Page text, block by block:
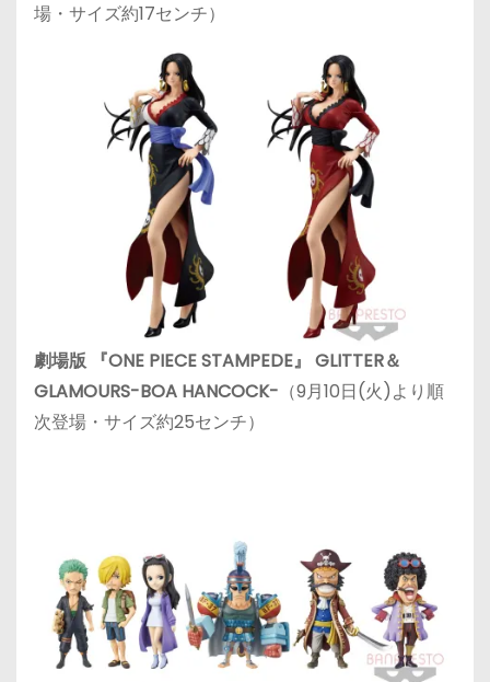
場・サイズ約17センチ）
劇場版 『ONE PIECE STAMPEDE』 GLITTER＆
GLAMOURS-BOA HANCOCK- （9月10日(火)より順
次登場・サイズ約25センチ）